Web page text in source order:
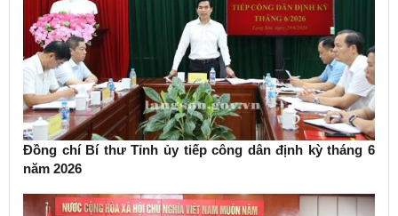
Đồng chí Bí thư Tỉnh ủy tiếp công dân định kỳ tháng 6
năm 2026